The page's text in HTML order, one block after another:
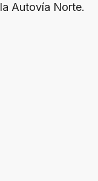
la Autovía Norte.